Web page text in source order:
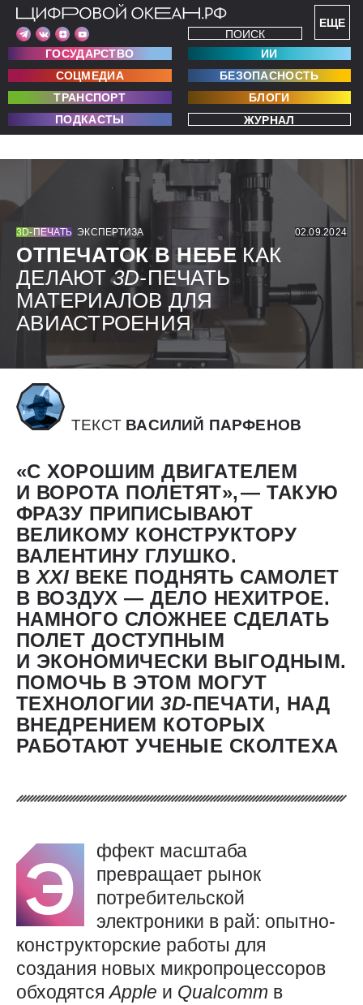
ЕЩЕ
ПОИСК
ГОСУДАРСТВО
ИИ
СОЦМЕДИА
БЕЗОПАСНОСТЬ
ТРАНСПОРТ
БЛОГИ
ПОДКАСТЫ
ЖУРНАЛ
3D-ПЕЧАТЬ ЭКСПЕРТИЗА 02.09.2024
ОТПЕЧАТОК В НЕБЕ КАК
ДЕЛАЮТ3D-ПЕЧАТЬ
МАТЕРИАЛОВ ДЛЯ
АВИАСТРОЕНИЯ
ТЕКСТ ВАСИЛИЙ ПАРФЕНОВ
«С ХОРОШИМ ДВИГАТЕЛЕМ
И ВОРОТА ПОЛЕТЯТ», — ​ТАКУЮ
ФРАЗУ ПРИПИСЫВАЮТ
ВЕЛИКОМУ КОНСТРУКТОРУ
ВАЛЕНТИНУ ГЛУШКО.
В XXI ВЕКЕ ПОДНЯТЬ САМОЛЕТ
В ВОЗДУХ — ​ДЕЛО НЕХИТРОЕ.
НАМНОГО СЛОЖНЕЕ СДЕЛАТЬ
ПОЛЕТ ДОСТУПНЫМ
И ЭКОНОМИЧЕСКИ ВЫГОДНЫМ.
ПОМОЧЬ В ЭТОМ МОГУТ
ТЕХНОЛОГИИ3D-ПЕЧАТИ, НАД
ВНЕДРЕНИЕМ КОТОРЫХ
РАБОТАЮТ УЧЕНЫЕ СКОЛТЕХА
Э
ффект масштаба
превращает рынок
потребительской
электроники в рай: опытно-
конструкторские работы для
создания новых микропроцессоров
обходятсяApple и Qualcomm в